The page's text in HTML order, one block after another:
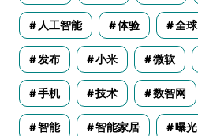
人工智能 体验 全球
发布 小米 微软
手机 技术 数智网
智能 智能家居 曝光